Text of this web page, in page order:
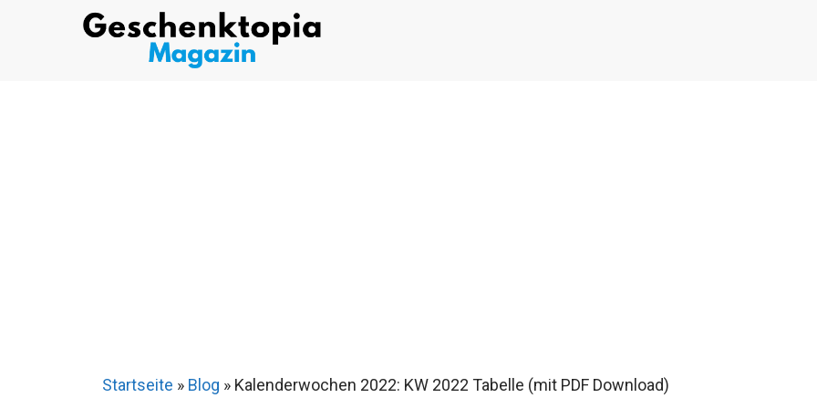
Startseite » Blog » Kalenderwochen 2022: KW 2022 Tabelle (mit PDF Download)